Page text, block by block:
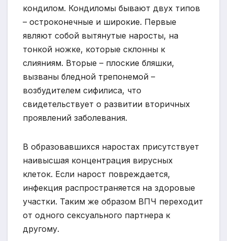
кондилом. Кондиломы бывают двух типов
– остроконечные и широкие. Первые
являют собой вытянутые наросты, на
тонкой ножке, которые склонны к
слияниям. Вторые – плоские бляшки,
вызваны бледной трепонемой –
возбудителем сифилиса, что
свидетельствует о развитии вторичных
проявлений заболевания.
В образовавшихся наростах присутствует
наивысшая концентрация вирусных
клеток. Если нарост повреждается,
инфекция распространяется на здоровые
участки. Таким же образом ВПЧ переходит
от одного сексуального партнера к
другому.